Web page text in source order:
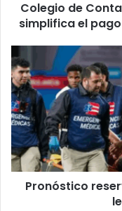
de
renta
independientes
Colegio de
simplifica el
Pronóstico
reservado
para
Óscar
Duarte
tras
lesión
de
rodilla
Pronóstico